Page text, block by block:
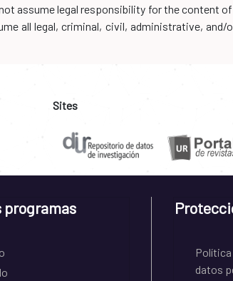
assume legal responsibility for the content
all legal, criminal, civil, administrative,
Sites
programas
datos